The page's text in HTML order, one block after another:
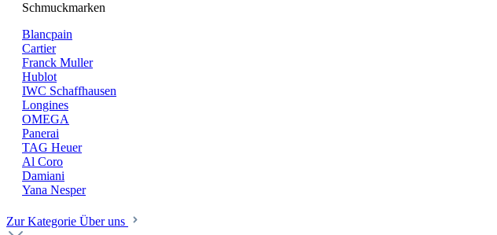
Schmuckmarken
Blancpain
Cartier
Franck Muller
Hublot
IWC Schaffhausen
Longines
OMEGA
Panerai
TAG Heuer
Al Coro
Damiani
Yana Nesper
Zur Kategorie Über uns